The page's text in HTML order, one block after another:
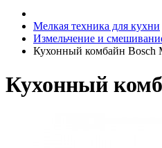
Мелкая техника для кухни
Измельчение и
Кухонный комбайн Bosch
Кухонный